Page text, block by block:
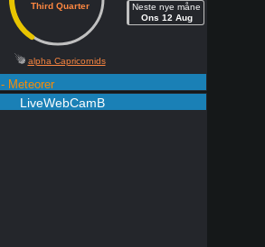
Third Quarter
alpha Capricornids
Neste nye måne
Ons 12 Aug
- Meteorer
LiveWebCamB